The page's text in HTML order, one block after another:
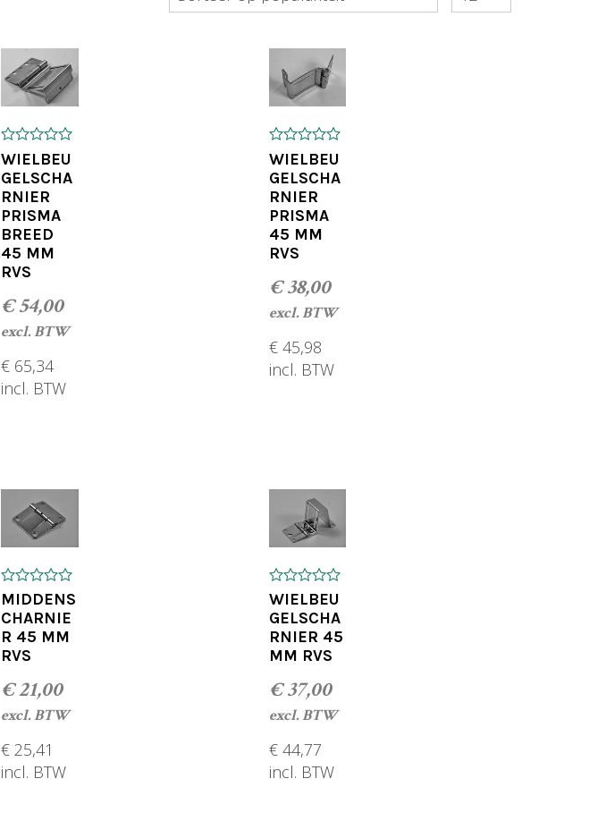
0
o
u
t
o
f
5
WIELBEU
GELSCHA
RNIER
PRISMA
BREED
45 MM
RVS
€54,00
excl. BTW
€ 65,34
incl. BTW
0
o
u
t
o
f
5
WIELBEU
GELSCHA
RNIER
PRISMA
45 MM
RVS
€38,00
excl. BTW
€45,98
incl. BTW
0
o
u
t
o
f
MIDDENS
CHARNIE
R 45 MM
RVS
€21,00
excl. BTW
€ 25,41
incl. BTW
0
o
u
t
o
f
WIELBEU
GELSCHA
RNIER 45
MM RVS
€37,00
excl. BTW
€44,77
incl. BTW